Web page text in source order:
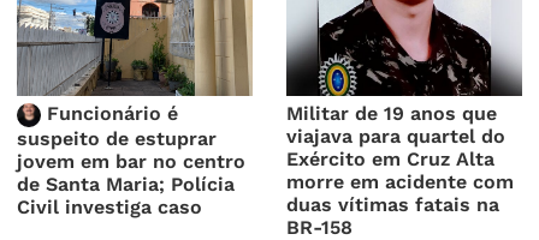
Funcionário é
suspeito de estuprar
jovem em bar no centro
de Santa Maria; Polícia
Civil investiga caso
Militar de 19 anos que
viajava para quartel do
Exército em Cruz Alta
morre em acidente com
duas vítimas fatais na
BR-158